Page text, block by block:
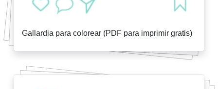
Gallardia para colorear (PDF para imprimir gratis)